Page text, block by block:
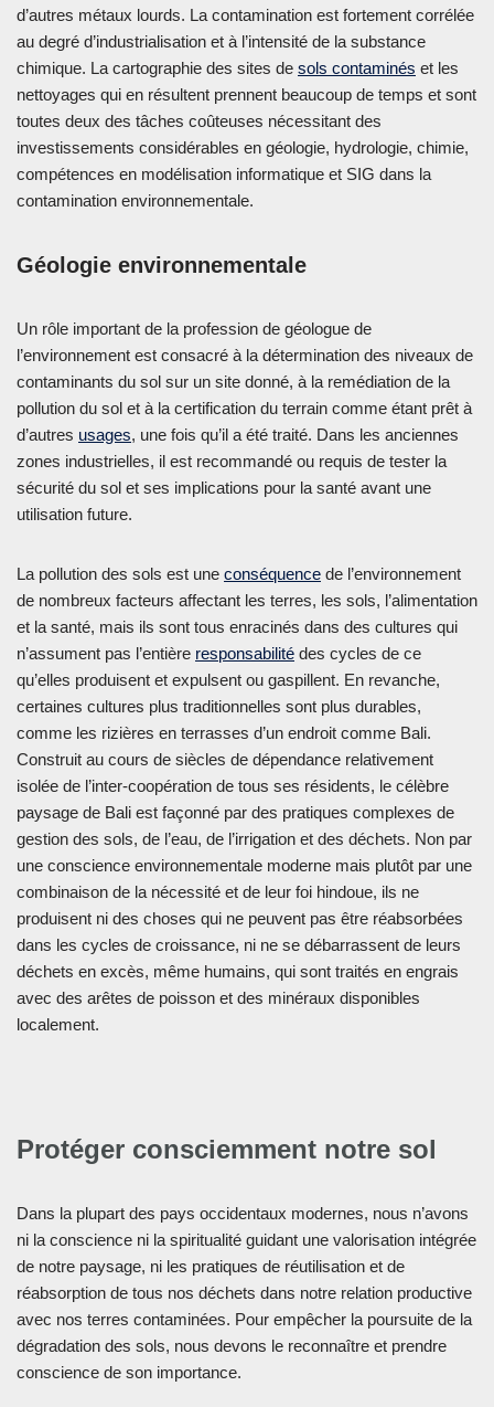
d’autres métaux lourds. La contamination est fortement corrélée
au degré d’industrialisation et à l’intensité de la substance
chimique. La cartographie des sites de sols contaminés et les
nettoyages qui en résultent prennent beaucoup de temps et sont
toutes deux des tâches coûteuses nécessitant des
investissements considérables en géologie, hydrologie, chimie,
compétences en modélisation informatique et SIG dans la
contamination environnementale.
Géologie environnementale
Un rôle important de la profession de géologue de
l’environnement est consacré à la détermination des niveaux de
contaminants du sol sur un site donné, à la remédiation de la
pollution du sol et à la certification du terrain comme étant prêt à
d’autres usages, une fois qu’il a été traité. Dans les anciennes
zones industrielles, il est recommandé ou requis de tester la
sécurité du sol et ses implications pour la santé avant une
utilisation future.
La pollution des sols est une conséquence de l’environnement
de nombreux facteurs affectant les terres, les sols, l’alimentation
et la santé, mais ils sont tous enracinés dans des cultures qui
n’assument pas l’entière responsabilité des cycles de ce
qu’elles produisent et expulsent ou gaspillent. En revanche,
certaines cultures plus traditionnelles sont plus durables,
comme les rizières en terrasses d’un endroit comme Bali.
Construit au cours de siècles de dépendance relativement
isolée de l’inter-coopération de tous ses résidents, le célèbre
paysage de Bali est façonné par des pratiques complexes de
gestion des sols, de l’eau, de l’irrigation et des déchets. Non par
une conscience environnementale moderne mais plutôt par une
combinaison de la nécessité et de leur foi hindoue, ils ne
produisent ni des choses qui ne peuvent pas être réabsorbées
dans les cycles de croissance, ni ne se débarrassent de leurs
déchets en excès, même humains, qui sont traités en engrais
avec des arêtes de poisson et des minéraux disponibles
localement.
Protéger consciemment notre sol
Dans la plupart des pays occidentaux modernes, nous n’avons
ni la conscience ni la spiritualité guidant une valorisation intégrée
de notre paysage, ni les pratiques de réutilisation et de
réabsorption de tous nos déchets dans notre relation productive
avec nos terres contaminées. Pour empêcher la poursuite de la
dégradation des sols, nous devons le reconnaître et prendre
conscience de son importance.